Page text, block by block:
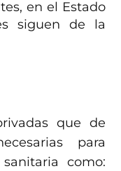
en el Estado
siguen de la
que de
para
como: